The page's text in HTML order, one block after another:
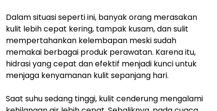
Dalam situasi seperti ini, banyak orang merasakan
kulit lebih cepat kering, tampak kusam, dan sulit
mempertahankan kelembapan meski sudah
memakai berbagai produk perawatan. Karena itu,
hidrasi yang cepat dan efektif menjadi kunci untuk
menjaga kenyamanan kulit sepanjang hari.
Saat suhu sedang tinggi, kulit cenderung mengalami